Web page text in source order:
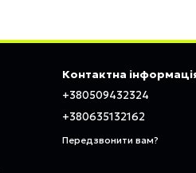
Контактна
+380509432324
+380635132162
Передзвонити вам?